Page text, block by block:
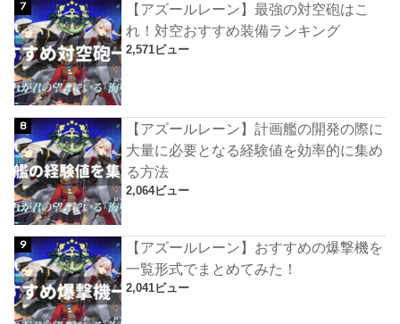
【アズールレーン】最強の対空砲はこ
れ！対空おすすめ装備ランキング
2,571ビュー
【アズールレーン】計画艦の開発の際に
大量に必要となる経験値を効率的に集め
る方法
2,064ビュー
【アズールレーン】おすすめの爆撃機を
一覧形式でまとめてみた！
2,041ビュー